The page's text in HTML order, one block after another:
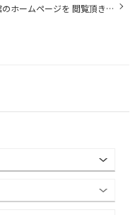
いつもタイヤ館のホームページを 閲覧頂き有難う御座います！ 本日は車好きには堪らない耳より情報をお伝え！ ブリヂストンの「タイヤ館」・「コクピット」では、 日本製アルミホイールメーカー「RAYS」との コラボレーションホイールを限定数量販売します。 通常品では設定がなかったカラーリング...